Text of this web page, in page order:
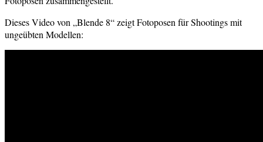
Dieses Video von „Blende 8“ zeigt Fotoposen für Shootings mit
ungeübten Modellen: